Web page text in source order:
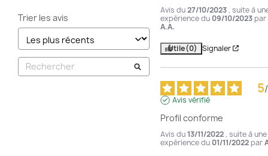
Trier les avis
Avis du27/10/2023, suite à
expérience du 09/10/2023 par
A.A.
Utile(0) Signaler
5/
Avis vérifié
Profil conforme
Avis du13/11/2022, suite à une
expérience du 01/11/2022 par